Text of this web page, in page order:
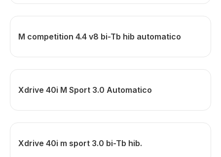
M competition 4.4 v8 bi-Tb hib automatico
Xdrive 40i M Sport 3.0 Automatico
Xdrive 40i m sport 3.0 bi-Tb hib.